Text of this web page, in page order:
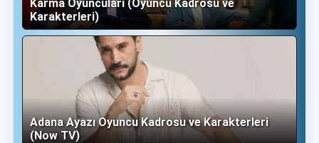
Karma Oyuncuları (Oyuncu Kadrosu ve
Karakterleri)
Adana Ayazı Oyuncu Kadrosu ve Karakterleri
(Now TV)